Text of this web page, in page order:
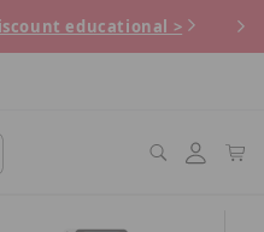
educational >
Conectați-
vă
Coș